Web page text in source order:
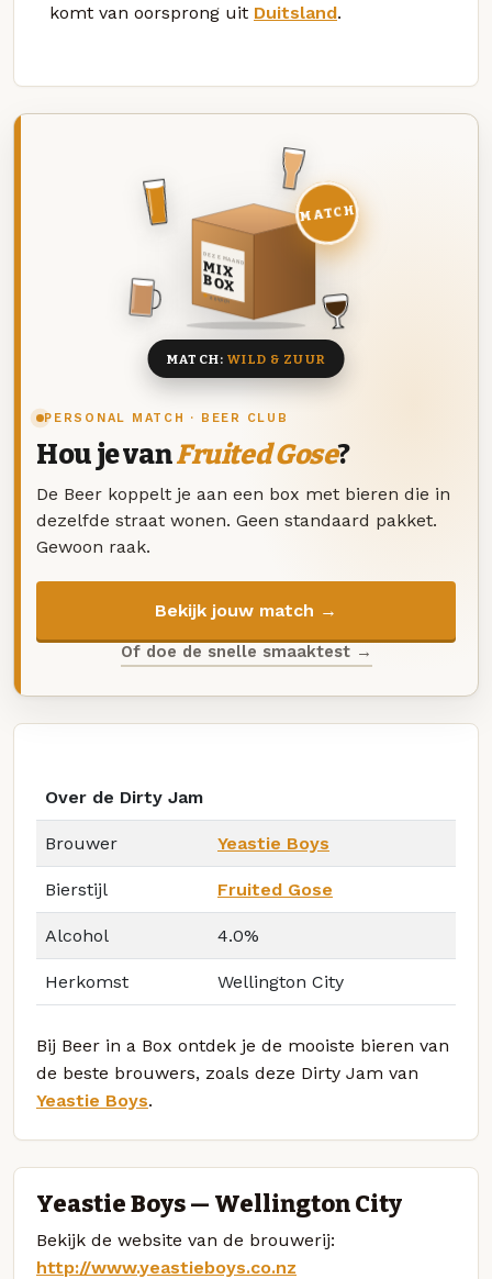
komt van oorsprong uit Duitsland.
PERSONAL MATCH · BEER CLUB
Hou je vanFruited Gose?
De Beer koppelt je aan een box met bieren die in
dezelfde straat wonen. Geen standaard pakket.
Gewoon raak.
Bekijk jouw match →
Of doe de snelle smaaktest →
DEZE MAAND
MIX
BOX
8 BIEREN
MATCH
MATCH:WILD & ZUUR
Over de Dirty Jam
Brouwer Yeastie Boys
Bierstijl Fruited Gose
Alcohol 4.0%
Herkomst Wellington City
Bij Beer in a Box ontdek je de mooiste bieren van
de beste brouwers, zoals deze Dirty Jam van
Yeastie Boys.
Yeastie Boys — Wellington City
Bekijk de website van de brouwerij:
http://www.yeastieboys.co.nz